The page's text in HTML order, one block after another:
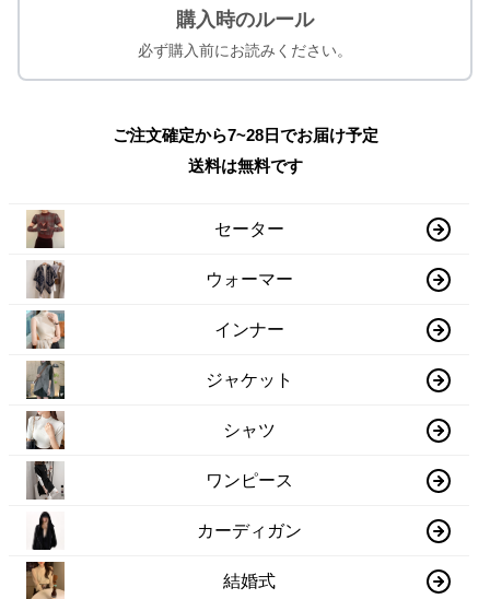
購入時のルール
必ず購入前にお読みください。
ご注文確定から7~28日でお届け予定
送料は無料です
セーター
ウォーマー
インナー
ジャケット
シャツ
ワンピース
カーディガン
結婚式